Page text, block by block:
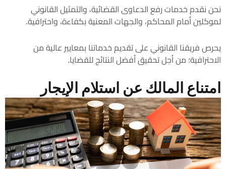
نحن نقدم خدمات رفع الدعاوى القضائية، والتمثيل القانوني
لموكلين أمام المحاكم، والجهات المعنية بكفاءة، واحترافية.
يحرص فريقنا القانوني على تقديم خدماتنا بمعايير عالية من
الاحترافية؛ من أجل تحقيق أفضل النتائج للقضايا.
امتناع المالك عن استلام الإيجار